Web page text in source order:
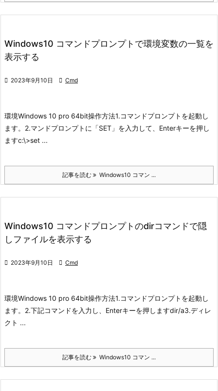
Windows10 コマンドプロンプトで環境変数の一覧を
表示する
 2023年9月10日  Cmd
環境Windows 10 pro 64bit操作方法1.コマンドプロンプトを起動し
ます。 2.マンドプロンプトに「SET」を入力して、Enterキーを押し
ますc:\>set ...
記事を読む Windows10 コマン ...
Windows10 コマンドプロンプトのdirコマンドで隠
しファイルを表示する
 2023年9月10日  Cmd
環境Windows 10 pro 64bit操作方法1.コマンドプロンプトを起動し
ます。 2.下記コマンドを入力し、Enterキーを押しますdir/a3.ディレ
クト ...
記事を読む Windows10 コマン ...